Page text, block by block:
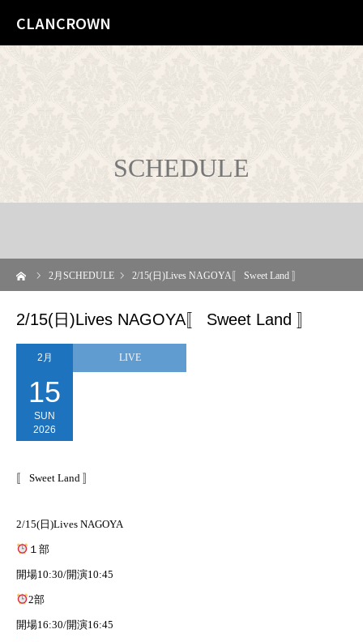
CLANCROWN
SCHEDULE
2月SCHEDULE 2/15(日)Lives NAGOYA〚 Sweet Land 〛
2/15(日)Lives NAGOYA〚 Sweet Land 〛
2月
15
SUN
2026
LIVE
〚 Sweet Land 〛
2/15(日)Lives NAGOYA
１部
開場10:30/開演10:45
2部
開場16:30/開演16:45